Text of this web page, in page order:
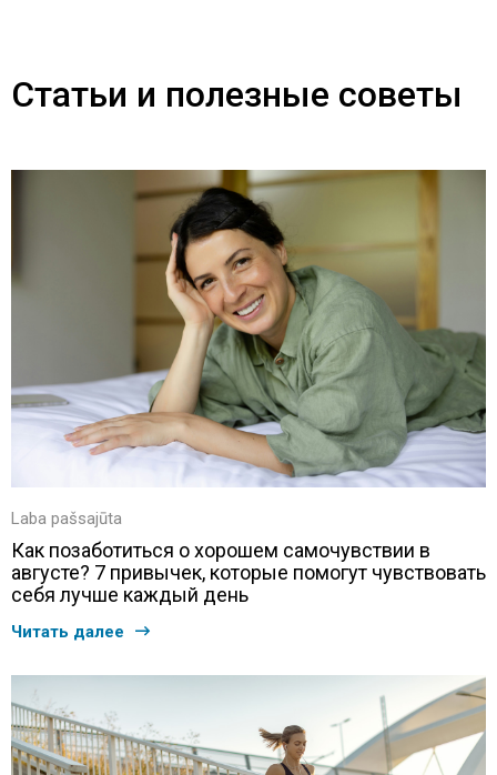
Статьи и полезные советы
Laba pašsajūta
Как позаботиться о хорошем самочувствии в
августе? 7 привычек, которые помогут чувствовать
себя лучше каждый день
Читать далее